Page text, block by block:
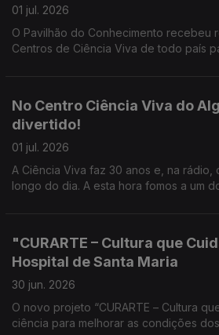
01 jul. 2026
O Pavilhão do Conhecimento recebeu
Centros de Ciência Viva de todo país
No Centro Ciência Viva do
divertido!
01 jul. 2026
A Ciência Viva faz 30 anos e, na rádio,
longo do dia. A esta hora fomos a um
"CURARTE – Cultura que
Hospital de Santa Maria
30 jun. 2026
O novo projeto “CURARTE – Cultura
ciência para melhorar as condições